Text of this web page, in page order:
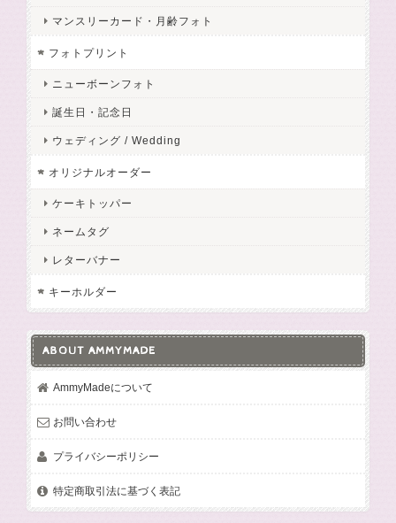
マンスリーカード・月齢フォト
フォトプリント
ニューボーンフォト
誕生日・記念日
ウェディング / Wedding
オリジナルオーダー
ケーキトッパー
ネームタグ
レターバナー
キーホルダー
ABOUT AMMYMADE
AmmyMadeについて
お問い合わせ
プライバシーポリシー
特定商取引法に基づく表記